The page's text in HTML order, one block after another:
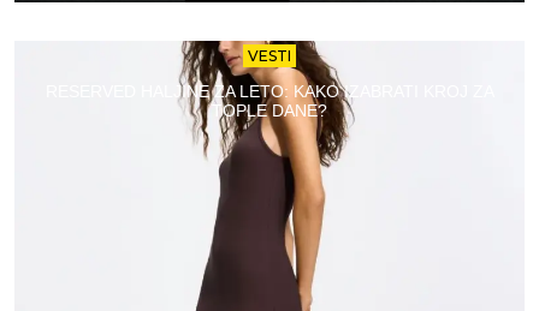
VESTI
RESERVED HALJINE ZA LETO: KAKO IZABRATI KROJ ZA
TOPLE DANE?